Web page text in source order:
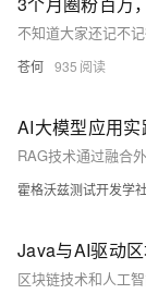
苍何 935
霍格沃兹测试开发学
Java与AI驱动